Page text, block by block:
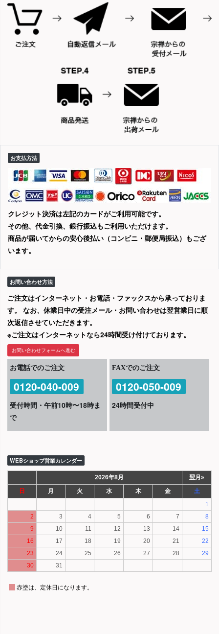
お支払方法
クレジット決済は左記のカードがご利用可能です。
その他、代金引換、銀行振込もご利用いただけます。
商品が届いてからの安心後払い（コンビニ・郵便局振込）もござ
います。
お問い合わせ方法
ご注文はインターネット・お電話・ファックスから承っておりま
す。 なお、休業日中の受注メール・お問い合わせは翌営業日に順
次返信させていただきます。
※ご注文はインターネットなら24時間受け付けております。
お問い合わせフォームへ進む
お電話でのご注文
0120-040-009
受付時間・午前10時〜18時ま
で
FAXでのご注文
0120-050-009
24時間受付中
WEBショップ営業カレンダー